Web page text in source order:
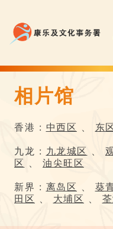
相片馆 | Flower
相片馆
香港 : 中西区 、 东
九龙 : 九龙城区 、
区 、 油尖旺区
新界 : 离岛区 、 葵
田区 、 大埔区 、